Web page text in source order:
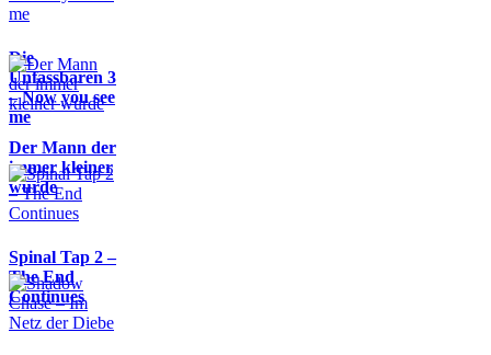
Die
Unfassbaren 3
– Now you see
me
Der Mann der
immer kleiner
wurde
Spinal Tap 2 –
The End
Continues